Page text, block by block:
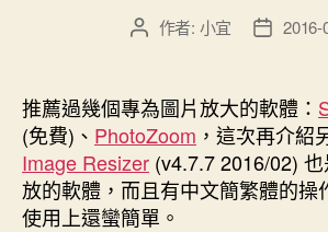
文
者
作者: 小宜
文
佈
日
期
2016-
推薦過幾個專為圖片放大的軟體：
(免費)、 PhotoZoom ，這次再介紹
Image Resizer (v4.7.7 2016/02)
放的軟體，而且有中文簡繁體的操
使用上還蠻簡單。